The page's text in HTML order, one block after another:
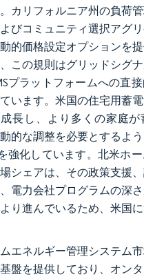
カリフォルニア州の負荷管
びコミュニティ選択アグ
的価格設定オプションを
この規則はグリッドシグ
プラットフォームへの直
います。米国の住宅用蓄
成長し、より多くの家庭
的な調整を必要とするよ
強化しています。北米ホ
シェアは、その政策支援
電力会社プログラムの深
り進んでいるため、米国
エネルギー管理システム
盤を提供しており、オン